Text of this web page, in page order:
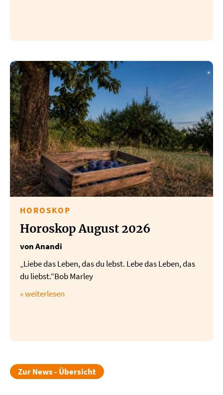
HOROSKOP
Horoskop August 2026
von Anandi
„Liebe das Leben, das du lebst. Lebe das Leben, das
du liebst.“Bob Marley
» weiterlesen
Zur News - Übersicht